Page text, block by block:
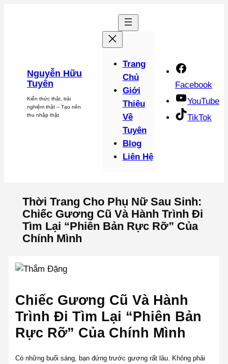
Nguyễn Hữu
Tuyên
Kiến thức thật, trải
nghiệm thật – Tạo nên
thu nhập thật
Trang
Chủ
Giới
Thiệu
Về
Tuyên
Blog
Liên Hệ
Facebook
YouTube
TikTok
Thời Trang Cho Phụ Nữ Sau Sinh:
Chiếc Gương Cũ Và Hành Trình Đi
Tìm Lại “Phiên Bản Rực Rỡ” Của
Chính Mình
Chiếc Gương Cũ Và Hành
Trình Đi Tìm Lại “Phiên Bản
Rực Rỡ” Của Chính Mình
Có những buổi sáng, bạn đứng trước gương rất lâu. Không phải